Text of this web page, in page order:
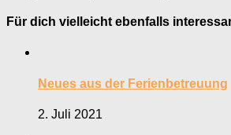
Für dich vielleicht ebenfalls
Neues aus der Ferienbetreuung
2. Juli 2021